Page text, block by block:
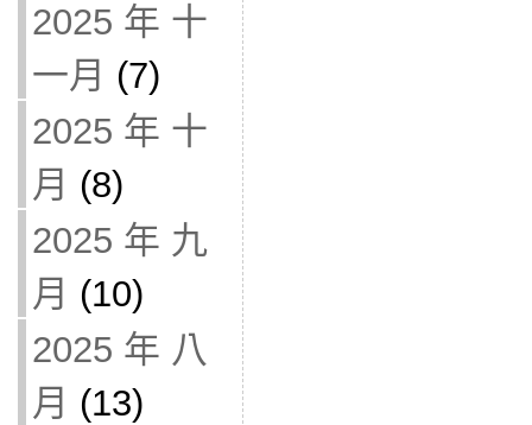
2025 年 十
一月 (7)
2025 年 十
月 (8)
2025 年 九
月 (10)
2025 年 八
月 (13)